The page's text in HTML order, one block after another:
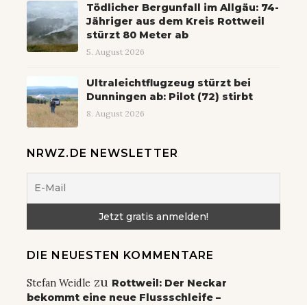
Tödlicher Bergunfall im Allgäu: 74-
Jähriger aus dem Kreis Rottweil
stürzt 80 Meter ab
5. August 2026
Ultraleichtflugzeug stürzt bei
Dunningen ab: Pilot (72) stirbt
8. August 2026
NRWZ.DE NEWSLETTER
DIE NEUESTEN KOMMENTARE
Stefan Weidle zu Rottweil: Der Neckar
bekommt eine neue Flussschleife –